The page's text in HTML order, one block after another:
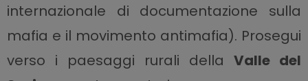
internazionale di documentazione sulla
mafia e il movimento antimafia). Prosegui
verso i paesaggi rurali dellaValle del